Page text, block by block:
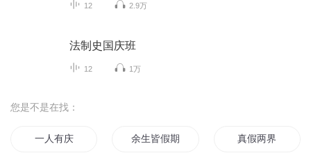
12 2.9万
法制史国庆班
12 1万
您是不是在找：
一人有庆 余生皆假期 真假两界